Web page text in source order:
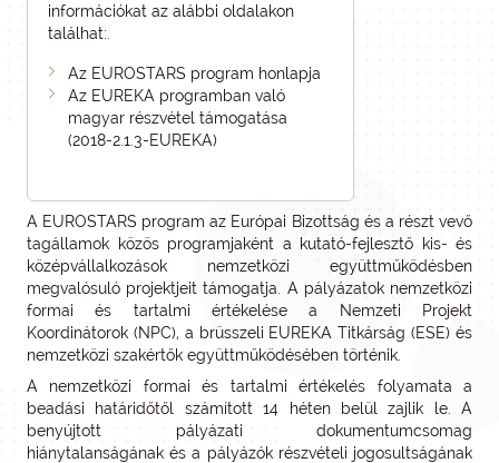
információkat az alábbi oldalakon
találhat:.
Az EUROSTARS program honlapja
Az EUREKA programban való
magyar részvétel támogatása
(2018-2.1.3-EUREKA)
A EUROSTARS program az Európai Bizottság és a részt vevő
tagállamok közös programjaként a kutató-fejlesztő kis- és
középvállalkozások nemzetközi együttműködésben
megvalósuló projektjeit támogatja. A pályázatok nemzetközi
formai és tartalmi értékelése a Nemzeti Projekt
Koordinátorok (NPC), a brüsszeli EUREKA Titkárság (ESE) és
nemzetközi szakértők együttműködésében történik.
A nemzetközi formai és tartalmi értékelés folyamata a
beadási határidőtől számított 14 héten belül zajlik le. A
benyújtott pályázati dokumentumcsomag
hiánytalanságának és a pályázók részvételi jogosultságának